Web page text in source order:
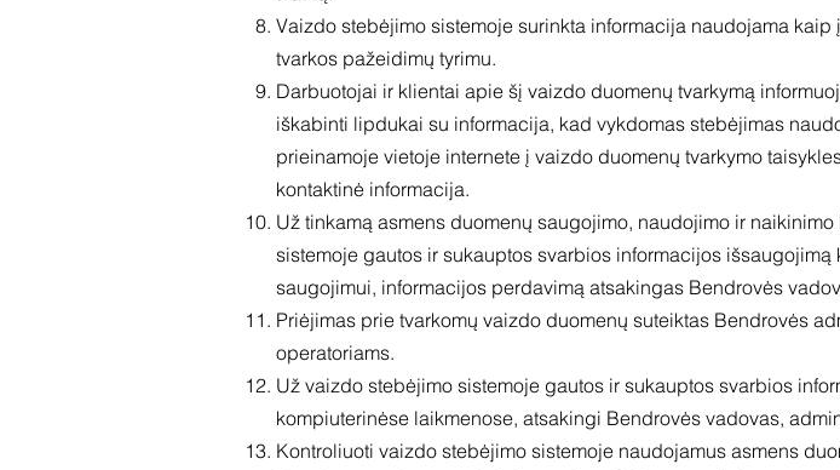
Vaizdo stebėjimo sistemoje surinkta informacija naudojama
tvarkos pažeidimų tyrimu.
Darbuotojai ir klientai apie šį vaizdo duomenų tvarkymą
iškabinti lipdukai su informacija, kad vykdomas stebėjimas
prieinamoje vietoje internete į vaizdo duomenų tvarkymo
kontaktinė informacija.
Už tinkamą asmens duomenų saugojimo, naudojimo ir
sistemoje gautos ir sukauptos svarbios informacijos
saugojimui, informacijos perdavimą atsakingas Bendrovės
Priėjimas prie tvarkomų vaizdo duomenų suteiktas Bendrovės
operatoriams.
Už vaizdo stebėjimo sistemoje gautos ir sukauptos svarbios
kompiuterinėse laikmenose, atsakingi Bendrovės vadovas,
Kontroliuoti vaizdo stebėjimo sistemoje naudojamus asmens